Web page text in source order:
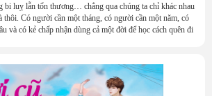
bi luỵ lẫn tổn thương… chẳng qua chúng ta chỉ khác nhau
thôi. Có người cần một tháng, có người cần một năm, có
và có kẻ chấp nhận dùng cả một đời để học cách quên đi